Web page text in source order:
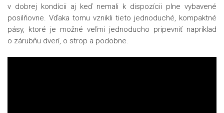
v dobrej kondícii aj keď nemali k dispozícii plne vybavené
posilňovne. Vďaka tomu vznikli tieto jednoduché, kompaktné
pásy, ktoré je možné veľmi jednoducho pripevniť napríklad
o zárubňu dverí, o strop a podobne.